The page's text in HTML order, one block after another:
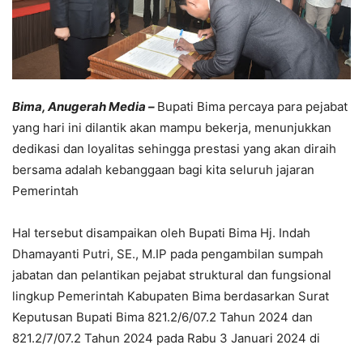
Bima, Anugerah Media – Bupati Bima percaya para pejabat
yang hari ini dilantik akan mampu bekerja, menunjukkan
dedikasi dan loyalitas sehingga prestasi yang akan diraih
bersama adalah kebanggaan bagi kita seluruh jajaran
Pemerintah
Hal tersebut disampaikan oleh Bupati Bima Hj. Indah
Dhamayanti Putri, SE., M.IP pada pengambilan sumpah
jabatan dan pelantikan pejabat struktural dan fungsional
lingkup Pemerintah Kabupaten Bima berdasarkan Surat
Keputusan Bupati Bima 821.2/6/07.2 Tahun 2024 dan
821.2/7/07.2 Tahun 2024 pada Rabu 3 Januari 2024 di